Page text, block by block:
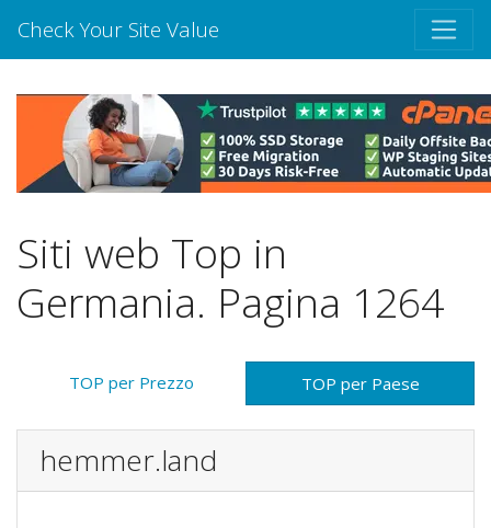
Check Your Site Value
Siti web Top in
Germania. Pagina 1264
TOP per Prezzo TOP per Paese
hemmer.land